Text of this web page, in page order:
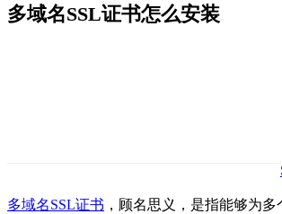
多域名SSL证书怎么安装
多域名SSL证书 ，顾名思义，是指能够为